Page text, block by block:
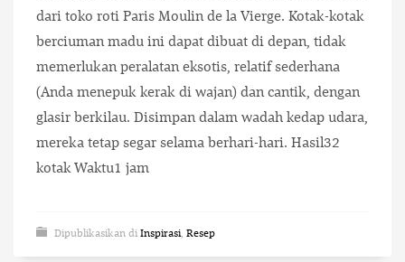
dari toko roti Paris Moulin de la Vierge. Kotak-kotak
berciuman madu ini dapat dibuat di depan, tidak
memerlukan peralatan eksotis, relatif sederhana
(Anda menepuk kerak di wajan) dan cantik, dengan
glasir berkilau. Disimpan dalam wadah kedap udara,
mereka tetap segar selama berhari-hari. Hasil32
kotak Waktu1 jam
Dipublikasikan di Inspirasi, Resep